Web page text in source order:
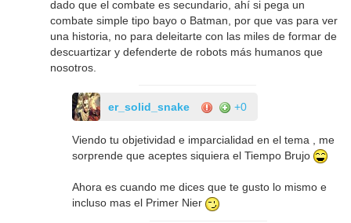
dado que el combate es secundario, ahí si pega un
combate simple tipo bayo o Batman, por que vas para ver
una historia, no para deleitarte con las miles de formar de
descuartizar y defenderte de robots más humanos que
nosotros.
er_solid_snake +0
Viendo tu objetividad e imparcialidad en el tema , me
sorprende que aceptes siquiera el Tiempo Brujo
Ahora es cuando me dices que te gusto lo mismo e
incluso mas el Primer Nier